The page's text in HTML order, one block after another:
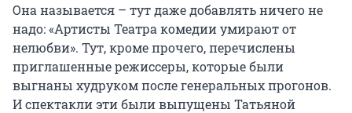
Она называется – тут даже добавлять ничего не
надо: «Артисты Театра комедии умирают от
нелюбви». Тут, кроме прочего, перечислены
приглашенные режиссеры, которые были
выгнаны худруком после генеральных прогонов.
И спектакли эти были выпущены Татьяной